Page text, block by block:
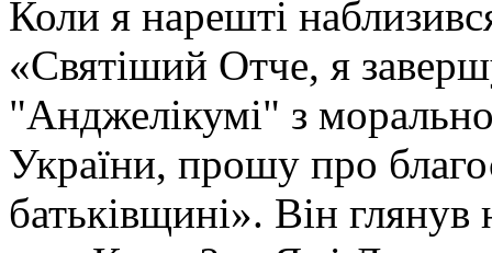
Коли я нарешті
«Святіший Отче, я
"Анджелікумі" з
України, прошу про
батьківщині». Він глянув